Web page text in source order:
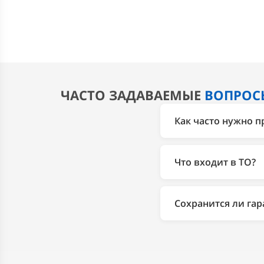
ЧАСТО ЗАДАВАЕМЫЕ
Как часто нужно
раньше. Точный
Что входит в ТО?
подвески, уровня
Сохранится ли